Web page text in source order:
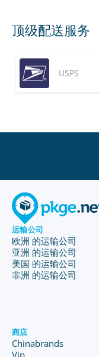
顶级配送服务
USPS
运输公司
欧洲 的运输公司
亚洲 的运输公司
美国 的运输公司
非洲 的运输公司
商店
Chinabrands
Vip